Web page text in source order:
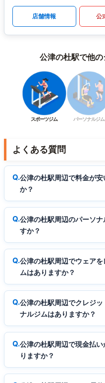
店舗情報 公
公津の杜駅で他
スポーツジム パーソナルジム
よくある質問
公津の杜駅周辺で料金が
か？
公津の杜駅周辺のパーソ
すか？
公津の杜駅周辺でウェア
ムはありますか？
公津の杜駅周辺でクレジ
ナルジムはありますか？
公津の杜駅周辺で現金払
りますか？